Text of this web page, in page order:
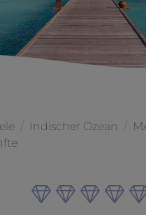
Indischer Ozean